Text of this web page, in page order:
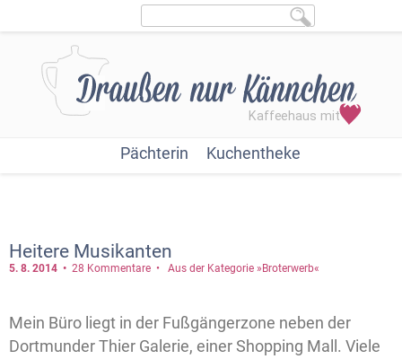
Pächterin Kuchentheke
Heitere Musikanten
5. 8. 2014 28 Kommentare Aus der Kategorie »Broterwerb«
Mein Büro liegt in der Fußgängerzone neben der
Dortmunder Thier Galerie, einer Shopping Mall. Viele